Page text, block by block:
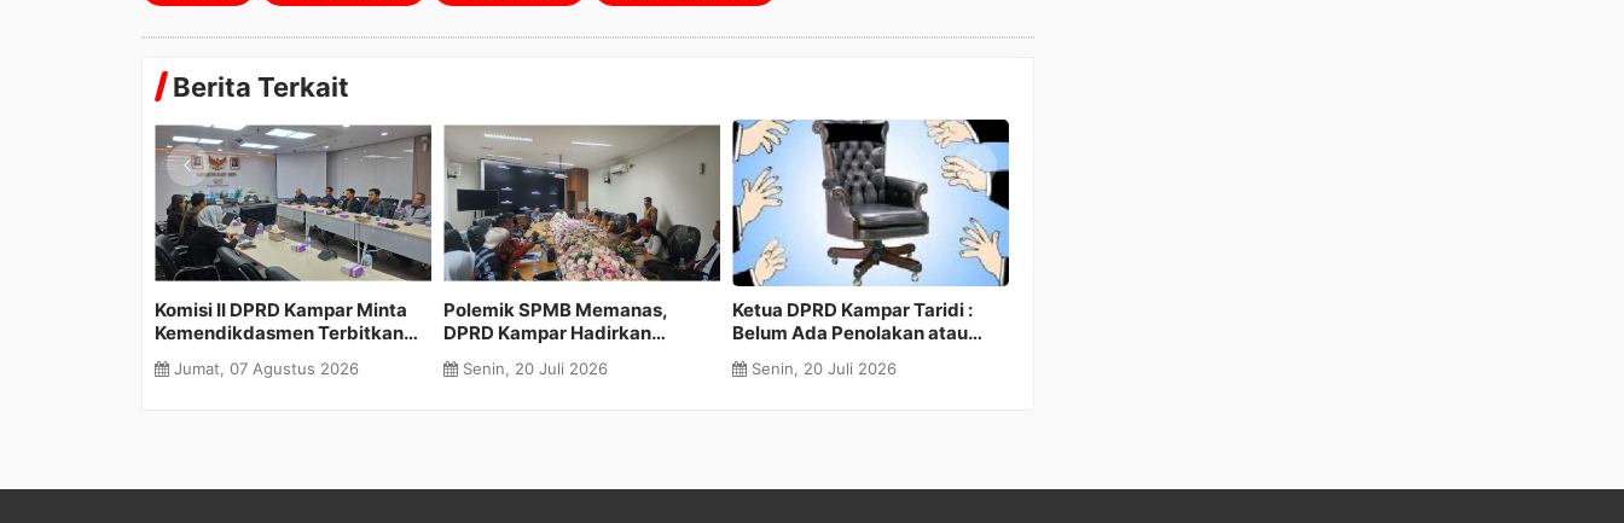
Berita Terkait
Komisi II DPRD Kampar Minta
Kemendikdasmen Terbitkan
Belum Masuk Dapodik
Jumat, 07 Agustus 2026
Polemik SPMB Memanas,
DPRD Kampar Hadirkan
Siswa dalam RDP
Senin, 20 Juli 2026
Ketua DPRD Kampar Taridi :
Belum Ada Penolakan atau
Sekwan
Senin, 20 Juli 2026